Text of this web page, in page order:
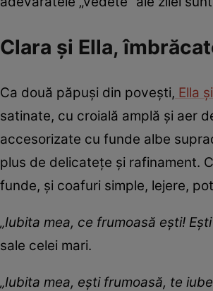
Clara și Ella,
Ca două păpuși din povești, Ella
satinate, cu croială amplă și aer
accesorizate cu funde albe
plus de delicatețe și rafinament.
funde, și coafuri simple, lejere,
„Iubita mea, ce frumoasă ești!
sale celei mari.
„Iubita mea, ești frumoasă, te